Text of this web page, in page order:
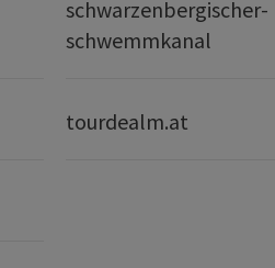
schwarzenbergischer-
schwemmkanal
tourdealm.at